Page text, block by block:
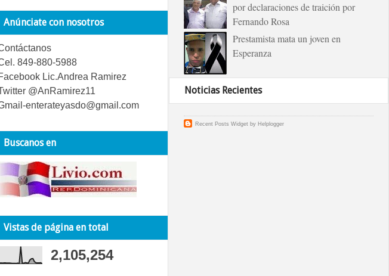
Anúnciate con nosotros
849-880-5988
Lic.Andrea Ramirez
@AnRamirez11
enterateyasdo@gmail.com
Buscanos en
Vistas de página en total
2,105,254
por declaraciones de traición por
Fernando Rosa
Prestamista mata un joven en
Esperanza
Noticias Recientes
Recent Posts Widgetby Helplogger